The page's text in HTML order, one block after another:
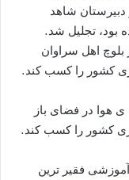
شاهد
بود، تجلیل شد.
بلوچ اهل سراوان
کشور را کسب کند.
هوا در فضای باز
کشور را کسب کند.
فقیر ترین